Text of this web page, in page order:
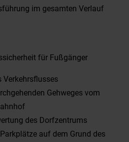
Check
AWB-FFB
Wärmeplanung
zu
im gesamten Verlauf
für Fußgänger
Verkehrsflusses
Gehweges vom
des Dorfzentrums
auf dem Grund des